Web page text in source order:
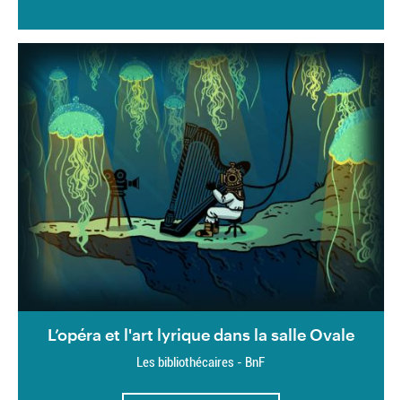
L’opéra et l'art lyrique dans la salle Ovale
Les bibliothécaires - BnF